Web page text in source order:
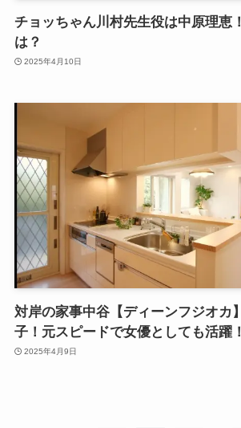
チョッちゃん川村先生役は中原理恵
は？
2025年4月10日
対岸の家事中谷【ディーンフジオカ
子！元スピードで女優としても活躍！
2025年4月9日